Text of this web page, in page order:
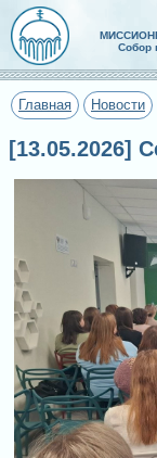
Собор
Главная Новости
[13.05.2026]